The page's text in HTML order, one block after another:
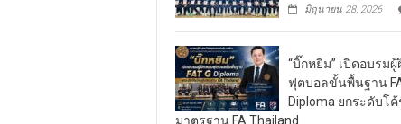
มิถุนายน 28, 2026
“บิ๊กหยิม” เปิดอบรม
ฟุตบอลขั้นพื้นฐาน
Diploma ยกระดับโ
มาตรฐาน FA Thailand